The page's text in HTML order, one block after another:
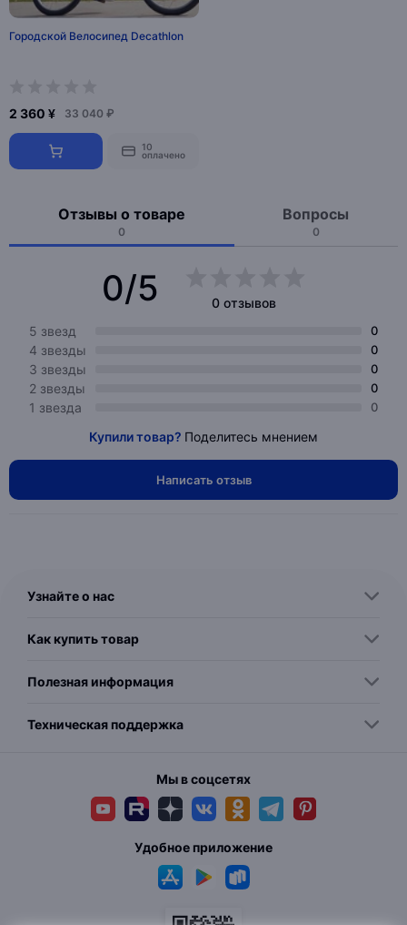
Городской Велосипед Decathlon
2 360 ¥ 33 040 ₽
10
оплачено
Отзывы о товаре
0
Вопросы
0
0/5
0 отзывов
5 звезд
0
4 звезды 0
3 звезды 0
2 звезды 0
1 звезда 0
Купили товар? Поделитесь мнением
Написать отзыв
Узнайте о нас
Как купить товар
Полезная информация
Техническая поддержка
Мы в соцсетях
Удобное приложение